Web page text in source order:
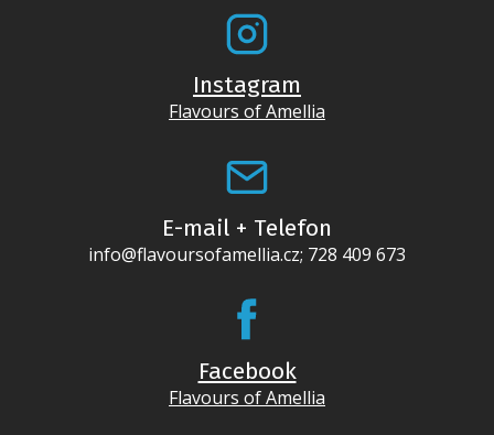
Instagram
Flavours of Amellia
E-mail + Telefon
info@flavoursofamellia.cz; 728 409 673
Facebook
Flavours of Amellia